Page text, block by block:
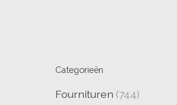
Categorieën
Fournituren (744)